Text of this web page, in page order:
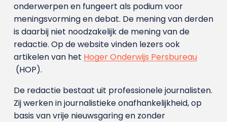
onderwerpen en fungeert als podium voor
meningsvorming en debat. De mening van derden
is daarbij niet noodzakelijk de mening van de
redactie. Op de website vinden lezers ook
artikelen van het Hoger Onderwijs Persbureau
(HOP).
De redactie bestaat uit professionele journalisten.
Zij werken in journalistieke onafhankelijkheid, op
basis van vrije nieuwsgaring en zonder